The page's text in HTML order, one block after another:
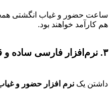
هم کارآمد خواهند بود.
۳. نرم‌افزار فارسی ساده و قابل فهم
داشتن یک نرم افزار حضور و